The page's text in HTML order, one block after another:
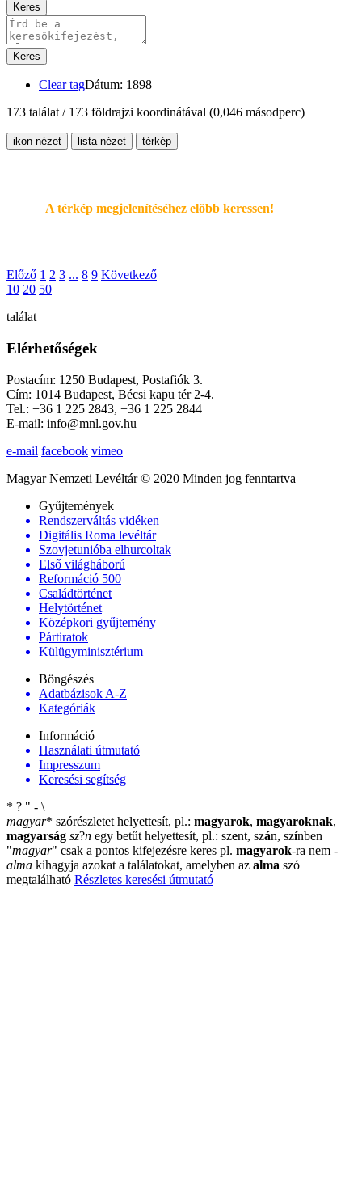
Keres
Keres
Clear tagDátum: 1898
173 találat / 173 földrajzi koordinátával (0,046 másodperc)
ikon nézet lista nézet térkép
A térkép megjelenítéséhez elöbb keressen!
Előző 1 2 3 ... 8 9 Következő
10 20 50
találat
Elérhetőségek
Postacím: 1250 Budapest, Postafiók 3.
Cím: 1014 Budapest, Bécsi kapu tér 2-4.
Tel.: +36 1 225 2843, +36 1 225 2844
E-mail: info@mnl.gov.hu
e-mail facebook vimeo
Magyar Nemzeti Levéltár © 2020 Minden jog fenntartva
Gyűjtemények
Rendszerváltás vidéken
Digitális Roma levéltár
Szovjetunióba elhurcoltak
Első világháború
Reformáció 500
Családtörténet
Helytörténet
Középkori gyűjtemény
Pártiratok
Külügyminisztérium
Böngészés
Adatbázisok A-Z
Kategóriák
Információ
Használati útmutató
Impresszum
Keresési segítség
* ? " - \
magyar* szórészletet helyettesít, pl.: magyarok, magyaroknak,
magyarság sz?n egy betűt helyettesít, pl.: szent, szán, színben
"magyar" csak a pontos kifejezésre keres pl. magyarok-ra nem -
alma kihagyja azokat a találatokat, amelyben az alma szó
megtalálható Részletes keresési útmutató